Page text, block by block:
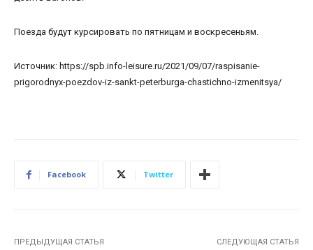
Поезда будут курсировать по пятницам и воскресеньям.
Источник: https://spb.info-leisure.ru/2021/09/07/raspisanie-
prigorodnyx-poezdov-iz-sankt-peterburga-chastichno-izmenitsya/
Facebook Twitter
ПРЕДЫДУЩАЯ СТАТЬЯ СЛЕДУЮЩАЯ СТАТЬЯ